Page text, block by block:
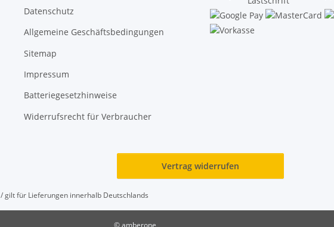
Datenschutz
Allgemeine Geschäftsbedingungen
Sitemap
Impressum
Batteriegesetzhinweise
Widerrufsrecht für Verbraucher
Vertrag widerrufen
/ gilt für Lieferungen innerhalb Deutschlands
© amberone